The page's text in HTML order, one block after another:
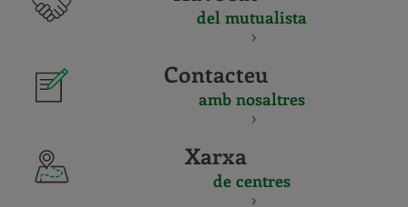
del mutualista
Contacteu
amb nosaltres
Xarxa
de centres